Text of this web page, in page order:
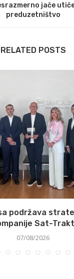
jače
preduzetništvo
RELATED POSTS
podržava
Sat-Trakt
07/08/2026